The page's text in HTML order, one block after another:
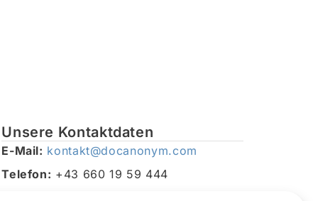
Unsere Kontaktdaten
E-Mail: kontakt@docanonym.com
Telefon: +43 660 19 59 444